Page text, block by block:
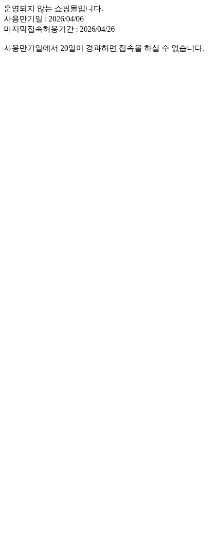
운영되지 않는 쇼핑몰입니다.
사용만기일 : 2026/04/06
마지막접속허용기간 : 2026/04/26
사용만기일에서 20일이 경과하면 접속을 하실 수 없습니다.